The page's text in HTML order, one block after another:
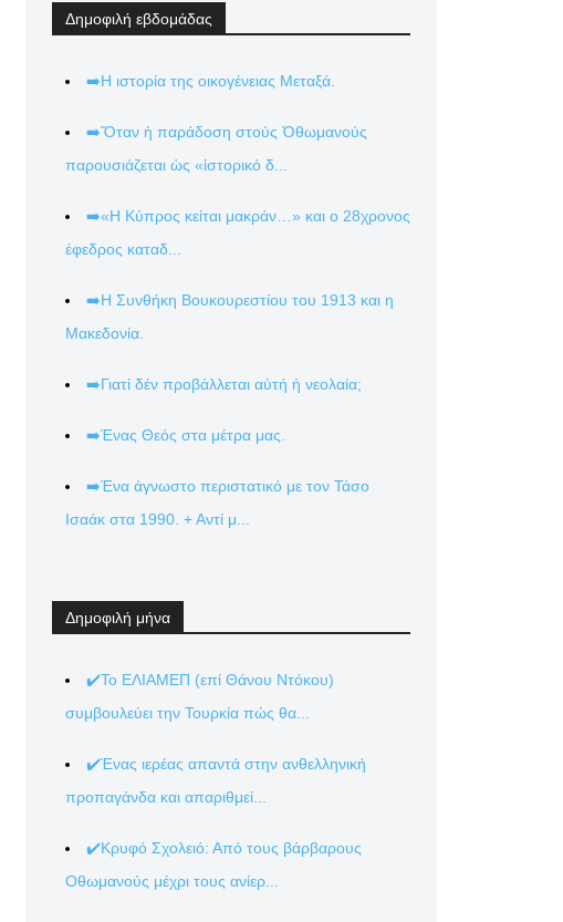
Δημοφιλή εβδομάδας
➡️Η ιστορία της οικογένειας Μεταξά.
➡️Ὅταν ἡ παράδοση στούς Ὀθωμανούς
παρουσιάζεται ὡς «ἱστορικό δ...
➡️«Η Κύπρος κείται μακράν…» και ο 28χρονος
έφεδρος καταδ...
➡️Η Συνθήκη Βουκουρεστίου του 1913 και η
Μακεδονία.
➡️Γιατί δέν προβάλλεται αὐτή ἡ νεολαία;
➡️Ένας Θεός στα μέτρα μας.
➡️Ένα άγνωστο περιστατικό με τον Τάσο
Ισαάκ στα 1990. + Αντί μ...
Δημοφιλή μήνα
✔️Το ΕΛΙΑΜΕΠ (επί Θάνου Ντόκου)
συμβουλεύει την Τουρκία πώς θα...
✔️Ένας ιερέας απαντά στην ανθελληνική
προπαγάνδα και απαριθμεί...
✔️Κρυφό Σχολειό: Από τους βάρβαρους
Οθωμανούς μέχρι τους ανίερ...